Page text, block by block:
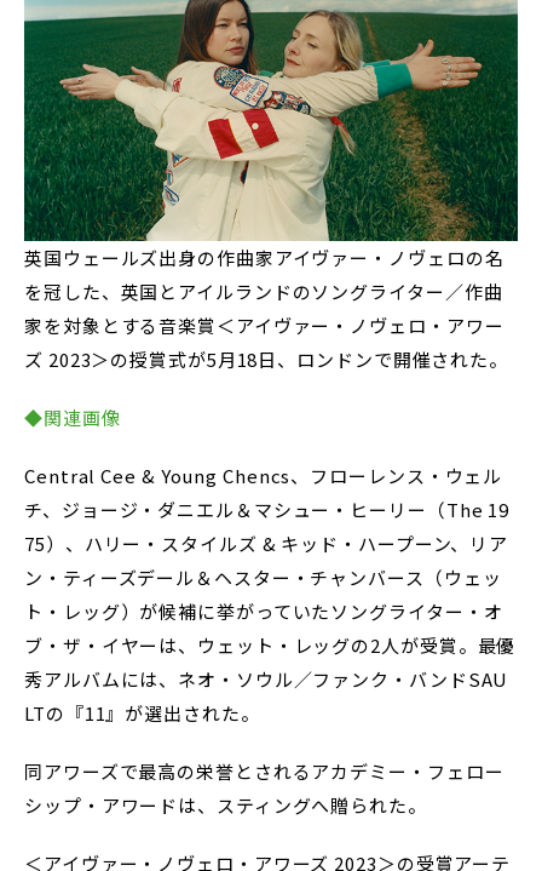
英国ウェールズ出身の作曲家アイヴァー・ノヴェロの名
を冠した、英国とアイルランドのソングライター／作曲
家を対象とする音楽賞＜アイヴァー・ノヴェロ・アワー
ズ 2023＞の授賞式が5月18日、ロンドンで開催された。
◆関連画像
Central Cee & Young Chencs、フローレンス・ウェル
チ、ジョージ・ダニエル＆マシュー・ヒーリー（The 19
75）、ハリー・スタイルズ & キッド・ハープーン、リア
ン・ティーズデール＆ヘスター・チャンバース（ウェッ
ト・レッグ）が候補に挙がっていたソングライター・オ
ブ・ザ・イヤーは、ウェット・レッグの2人が受賞。最優
秀アルバムには、ネオ・ソウル／ファンク・バンドSAU
LTの『11』が選出された。
同アワーズで最高の栄誉とされるアカデミー・フェロー
シップ・アワードは、スティングへ贈られた。
＜アイヴァー・ノヴェロ・アワーズ 2023＞の受賞アーテ